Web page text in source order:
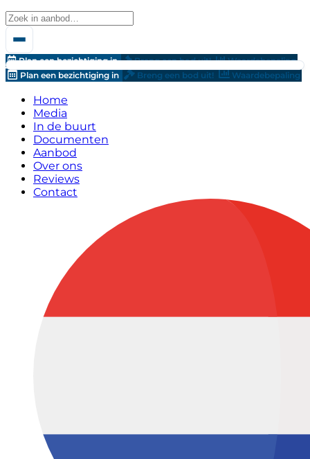
Plan een bezichtiging in Breng een bod uit!
Waardebepaling
Plan een bezichtiging in
Breng een bod uit! Waardebepaling
Home
Media
In de buurt
Documenten
Aanbod
Over ons
Reviews
Contact